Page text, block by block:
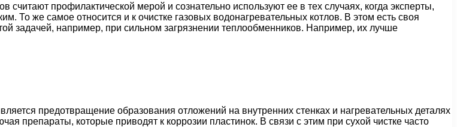
профилактической мерой и сознательно используют ее в тех случаях, когда эксперты,
То же самое относится и к очистке газовых водонагревательных котлов. В этом есть своя
задачей, например, при сильном загрязнении теплообменников. Например, их лучше
предотвращение образования отложений на внутренних стенках и нагревательных деталях
препараты, которые приводят к коррозии пластинок. В связи с этим при сухой чистке часто